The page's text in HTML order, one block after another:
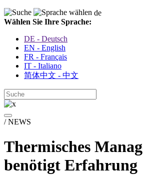
de
Wählen Sie Ihre Sprache:
DE - Deutsch
EN - English
FR - Français
IT - Italiano
简体中文 - 中文
/ NEWS
Thermisches
benötigt Erfahrung